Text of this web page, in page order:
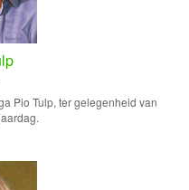
Pio Tulp, ter gelegenheid van